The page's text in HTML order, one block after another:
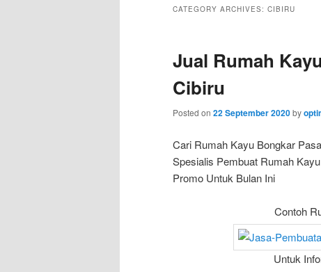
content
content
CATEGORY ARCHIVES: CIBIRU
Jual Rumah
Cibiru
Posted on 22 September 2020by
Cari Rumah Kayu Bongkar
Spesialis Pembuat Rumah
Promo Untuk Bulan Ini
Contoh
Untuk